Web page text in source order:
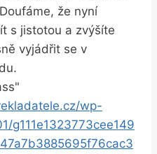
že nyní
s jistotou a zvýšíte
vyjádřit se v
wp-
g111e1323773cee149